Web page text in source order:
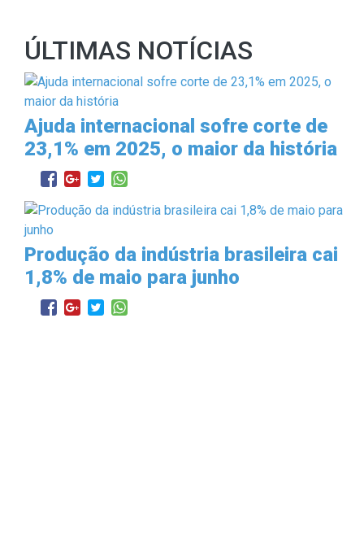
ÚLTIMAS NOTÍCIAS
Ajuda internacional sofre corte de
23,1% em 2025, o maior da história
Produção da indústria brasileira cai
1,8% de maio para junho